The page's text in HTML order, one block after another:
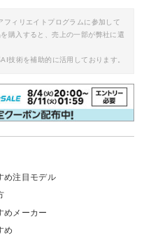
ィリエイトプログラムに参加して
購入すると、売上の一部が弊社に還
技術を補助的に活用しております。
め注目モデル
めメーカー
め